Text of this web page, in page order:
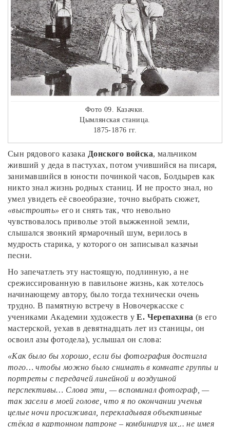
Фото 09. Казачки.
Цымлянская станица.
1875-1876 гг.
Сын рядового казака Донского войска, мальчиком
живший у деда в пастухах, потом учившийся на писаря,
занимавшийся в юности починкой часов, Болдырев как
никто знал жизнь родных станиц. И не просто знал, но
умел увидеть её своеобразие, точно выбрать сюжет,
«выстроить» его и снять так, что невольно
чувствовалось приволье этой выжженной земли,
слышался звонкий ярмарочный шум, верилось в
мудрость старика, у которого он записывал казачьи
песни.
Но запечатлеть эту настоящую, подлинную, а не
срежиссированную в павильоне жизнь, как хотелось
начинающему автору, было тогда технически очень
трудно. В памятную встречу в Новочеркасске с
учениками Академии художеств уЕ. Черепахина (в его
мастерской, уехав в девятнадцать лет из станицы, он
освоил азы фотодела), услышал он слова:
«Как было бы хорошо, если бы фотография достигла
того… чтобы можно было снимать в комнате группы и
портреты с передачей линейной и воздушной
перспективы… Слова эти, — вспоминал фотограф, —
так засели в моей голове, что я по окончании ученья
целые ночи просиживал, перекладывая объективные
стёкла в картонном патроне – комбинируя их,.. не имея